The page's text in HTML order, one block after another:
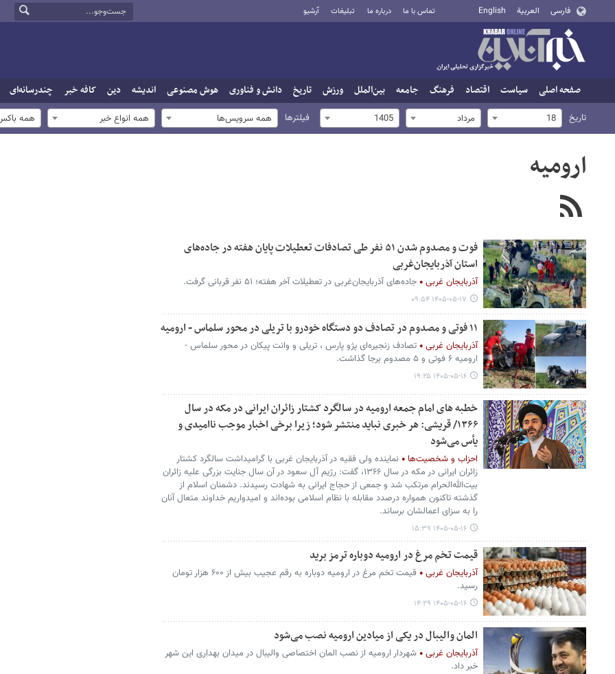
فارسی العربية English تماس با ما درباره ما تبلیغات آرشیو
صفحه اصلی سیاست اقتصاد فرهنگ جامعه بین‌الملل ورزش تاریخ دانش و فناوری هوش مصنوعی اندیشه دین کافه خبر چندرسانه‌ای
تاریخ 18 مرداد 1405 فیلترها همه سرویس‌ها همه انواع خبر همه
ارومیه
فوت و مصدوم شدن ۵۱ نفر طی تصادفات تعطیلات پایان هفته در جاده‌های
استان آذربایجان‌غربی
آذربایجان غربی جاده‌های آذربایجان‌غربی در تعطیلات آخر هفته؛ ۵۱ نفر قربانی گرفت.
۱۴۰۵-۰۵-۱۷ ۰۹:۵۴
۱۱ فوتی و مصدوم در تصادف دو دستگاه خودرو با تریلی در محور سلماس - ارومیه
آذربایجان غربی
تصادف زنجیره‌ای پژو پارس ، تریلی و وانت پیکان در محور سلماس -
ارومیه ۶ فوتی و ۵ مصدوم برجا گذاشت.
۱۴۰۵-۰۵-۱۶ ۱۹:۲۵
خطبه های امام جمعه ارومیه در سالگرد کشتار زائران ایرانی در مکه در سال
۱۳۶۶/ قریشی: هر خبری نباید منتشر شود؛ زیرا برخی اخبار موجب ناامیدی و
یأس می‌شود
احزاب و شخصیت‌ها
نماینده ولی فقیه در آذربایجان غربی با گرامیداشت سالگرد کشتار
زائران ایرانی در مکه در سال ۱۳۶۶، گفت: رژیم آل سعود در آن سال جنایت بزرگی علیه زائران
بیت‌الله‌الحرام مرتکب شد و جمعی از حجاج ایرانی به شهادت رسیدند. دشمنان اسلام از
گذشته تاکنون همواره درصدد مقابله با نظام اسلامی بوده‌اند و امیدواریم خداوند متعال آنان
را به سزای اعمالشان برساند.
۱۴۰۵-۰۵-۱۶ ۱۵:۳۹
قیمت تخم مرغ در ارومیه دوباره ترمز برید
آذربایجان غربی
قیمت تخم مرغ در ارومیه دوباره به رقم عجیب بیش از ۶۰۰ هزار تومان
رسید.
۱۴۰۵-۰۵-۱۶ ۱۴:۲۹
المان والیبال در یکی از میادین ارومیه نصب می‌شود
آذربایجان غربی
شهردار ارومیه از نصب المان اختصاصی والیبال در میدان بهداری این شهر
خبر داد.